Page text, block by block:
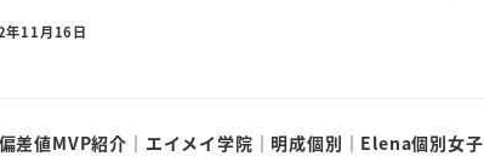
11月16日
差値MVP紹介｜エイメイ学院｜明成個別｜Elena個別女子